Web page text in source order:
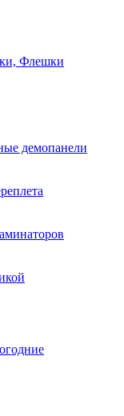
Флешки
демопанели